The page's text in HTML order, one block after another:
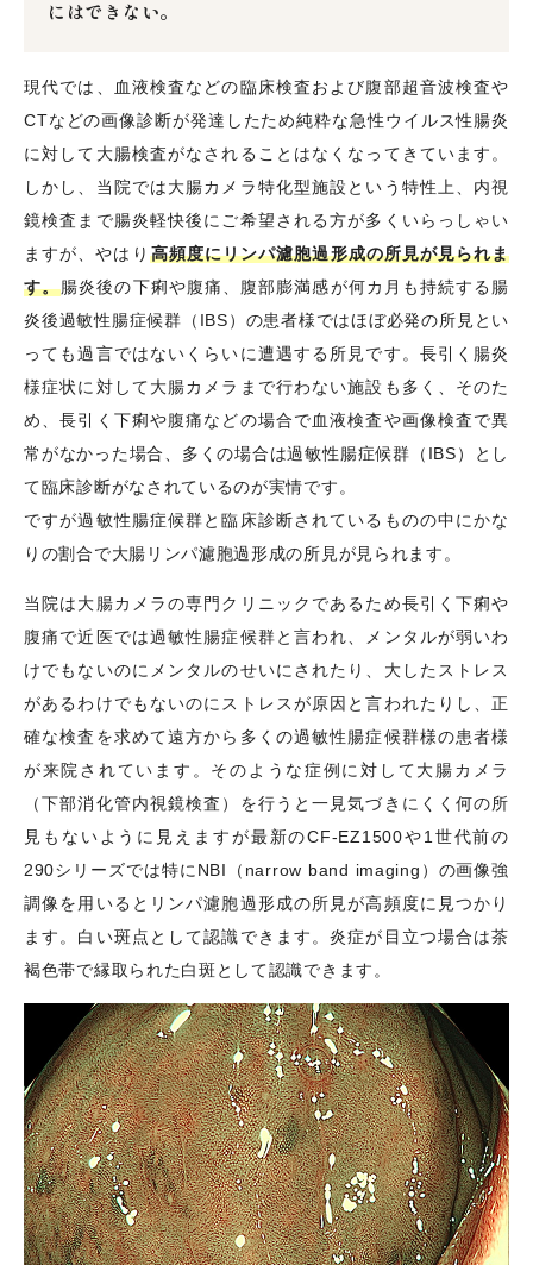
にはできない。
現代では、血液検査などの臨床検査および腹部超音波検査や
CTなどの画像診断が発達したため純粋な急性ウイルス性腸炎
に対して大腸検査がなされることはなくなってきています。
しかし、当院では大腸カメラ特化型施設という特性上、内視
鏡検査まで腸炎軽快後にご希望される方が多くいらっしゃい
ますが、やはり 高頻度にリンパ濾胞過形成の所見が見られま
す。腸炎後の下痢や腹痛、腹部膨満感が何カ月も持続する腸
炎後過敏性腸症候群（IBS）の患者様ではほぼ必発の所見とい
っても過言ではないくらいに遭遇する所見です。長引く腸炎
様症状に対して大腸カメラまで行わない施設も多く、そのた
め、長引く下痢や腹痛などの場合で血液検査や画像検査で異
常がなかった場合、多くの場合は過敏性腸症候群（IBS）とし
て臨床診断がなされているのが実情です。
ですが過敏性腸症候群と臨床診断されているものの中にかな
りの割合で大腸リンパ濾胞過形成の所見が見られます。
当院は大腸カメラの専門クリニックであるため長引く下痢や
腹痛で近医では過敏性腸症候群と言われ、メンタルが弱いわ
けでもないのにメンタルのせいにされたり、大したストレス
があるわけでもないのにストレスが原因と言われたりし、正
確な検査を求めて遠方から多くの過敏性腸症候群様の患者様
が来院されています。そのような症例に対して大腸カメラ
（下部消化管内視鏡検査）を行うと一見気づきにくく何の所
見もないように見えますが最新のCF-EZ1500や1世代前の
290シリーズでは特にNBI（narrow band imaging）の画像強
調像を用いるとリンパ濾胞過形成の所見が高頻度に見つかり
ます。白い斑点として認識できます。炎症が目立つ場合は茶
褐色帯で縁取られた白斑として認識できます。